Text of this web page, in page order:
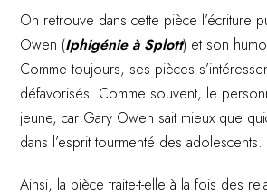
On retrouve dans cette pièce l’écriture
Owen (Iphigénie à Splott) et son
Comme toujours, ses pièces
défavorisés. Comme souvent, le
jeune, car Gary Owen sait mieux que
dans l’esprit tourmenté des adolescents.
Ainsi, la pièce traite-t-elle à la fois des